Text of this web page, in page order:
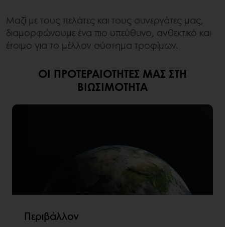
Μαζί με τους πελάτες και τους συνεργάτες μας,
διαμορφώνουμε ένα πιο υπεύθυνο, ανθεκτικό και
έτοιμο για το μέλλον σύστημα τροφίμων.
ΟΙ ΠΡΟΤΕΡΑΙΌΤΗΤΈΣ ΜΑΣ ΣΤΗ
ΒΙΩΣΙΜΌΤΗΤΑ
Περιβάλλον